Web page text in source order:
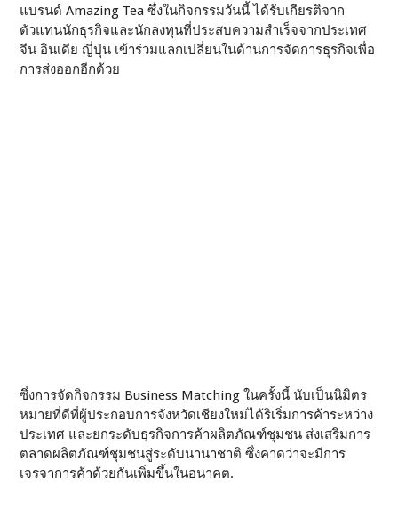
แบรนด์ Amazing Tea ซึ่งในกิจกรรมวันนี้ ได้รับเกียรติจาก
ตัวแทนนักธุรกิจและนักลงทุนที่ประสบความสำเร็จจากประเทศ
จีน อินเดีย ญี่ปุ่น เข้าร่วมแลกเปลี่ยนในด้านการจัดการธุรกิจเพื่อ
การส่งออกอีกด้วย
ซึ่งการจัดกิจกรรม Business Matching ในครั้งนี้ นับเป็นนิมิตร
หมายที่ดีที่ผู้ประกอบการจังหวัดเชียงใหม่ได้ริเริ่มการค้าระหว่าง
ประเทศ และยกระดับธุรกิจการค้าผลิตภัณฑ์ชุมชน ส่งเสริมการ
ตลาดผลิตภัณฑ์ชุมชนสู่ระดับนานาชาติ ซึ่งคาดว่าจะมีการ
เจรจาการค้าด้วยกันเพิ่มขึ้นในอนาคต.